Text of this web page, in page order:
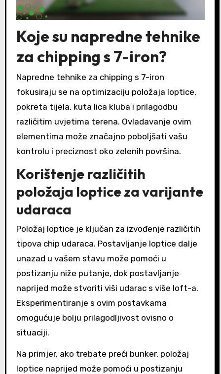
Koje su napredne tehnike
za chipping s 7-iron?
Napredne tehnike za chipping s 7-iron
fokusiraju se na optimizaciju položaja loptice,
pokreta tijela, kuta lica kluba i prilagodbu
različitim uvjetima terena. Ovladavanje ovim
elementima može značajno poboljšati vašu
kontrolu i preciznost oko zelenih površina.
Korištenje različitih
položaja loptice za varijante
udaraca
Položaj loptice je ključan za izvođenje različitih
tipova chip udaraca. Postavljanje loptice dalje
unazad u vašem stavu može pomoći u
postizanju niže putanje, dok postavljanje
naprijed može stvoriti viši udarac s više loft-a.
Eksperimentiranje s ovim postavkama
omogućuje bolju prilagodljivost ovisno o
situaciji.
Na primjer, ako trebate preći bunker, položaj
loptice naprijed može pomoći u postizanju